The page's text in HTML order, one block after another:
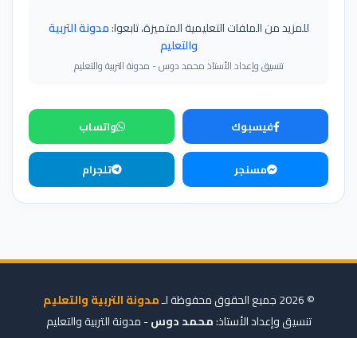
للمزيد من الملفات التعليمية المتميزة، تابعوا:مدونة التربية
والتعليم
تنسيق وإعداد الأستاذ محمد دوس - مدونة التربية والتعليم
فيسبوك واتساب
مسنجر تلجرام
© 2026 جميع الحقوق محفوظة لـ
مدونة التربية والتعليم
تنسيق وإعداد الأستاذ:محمد دوس- مدونة التربية والتعليم